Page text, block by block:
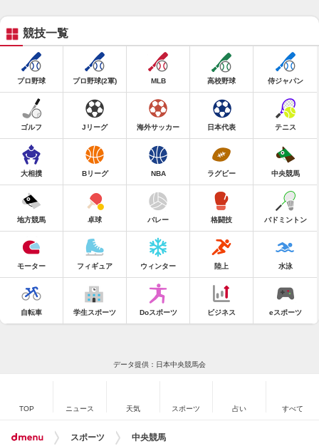
競技一覧
プロ野球 プロ野球(2軍) MLB 高校野球 侍ジャパン
ゴルフ Jリーグ 海外サッカー 日本代表 テニス
大相撲 Bリーグ NBA ラグビー 中央競馬
地方競馬 卓球 バレー 格闘技 バドミントン
モーター フィギュア ウィンター 陸上 水泳
自転車 学生スポーツ Doスポーツ ビジネス eスポーツ
データ提供：日本中央競馬会
TOP ニュース 天気 スポーツ 占い すべて
スポーツ 中央競馬